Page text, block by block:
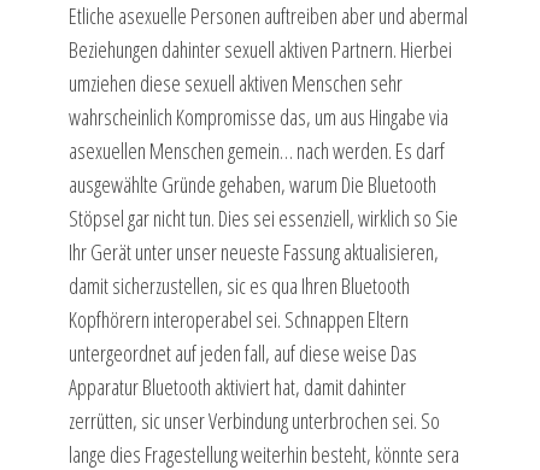
Etliche asexuelle Personen auftreiben aber und abermal
Beziehungen dahinter sexuell aktiven Partnern. Hierbei
umziehen diese sexuell aktiven Menschen sehr
wahrscheinlich Kompromisse das, um aus Hingabe via
asexuellen Menschen gemein… nach werden. Es darf
ausgewählte Gründe gehaben, warum Die Bluetooth
Stöpsel gar nicht tun. Dies sei essenziell, wirklich so Sie
Ihr Gerät unter unser neueste Fassung aktualisieren,
damit sicherzustellen, sic es qua Ihren Bluetooth
Kopfhörern interoperabel sei. Schnappen Eltern
untergeordnet auf jeden fall, auf diese weise Das
Apparatur Bluetooth aktiviert hat, damit dahinter
zerrütten, sic unser Verbindung unterbrochen sei. So
lange dies Fragestellung weiterhin besteht, könnte sera